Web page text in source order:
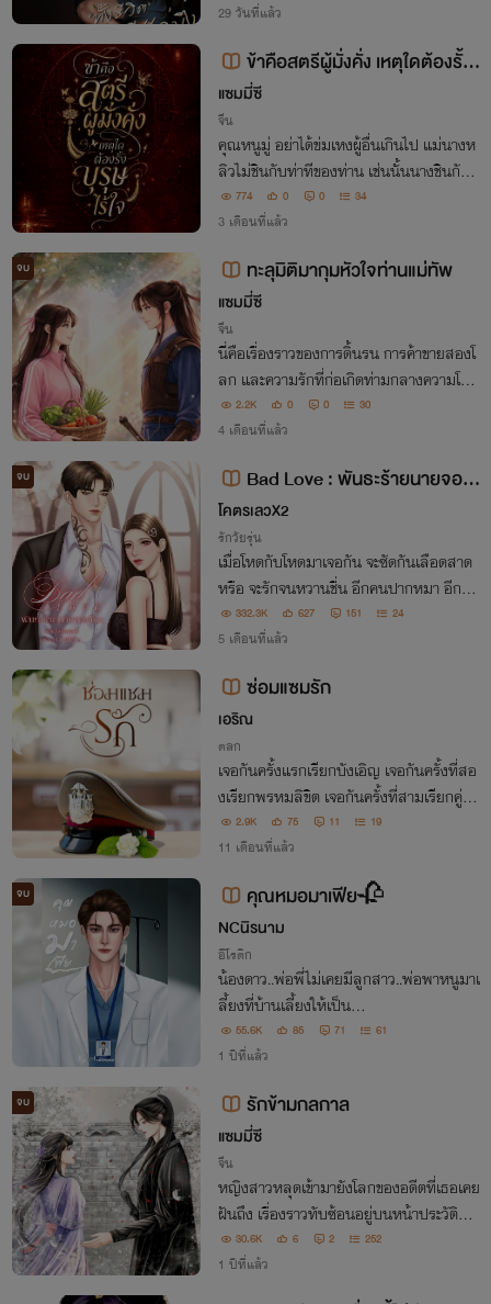
29 วันที่แล้ว
ข้าคือสตรีผู้มั่งคั่ง เหตุใดต้องรั้ง
บุรุษไร้ใจ
แซมมี่ซี
จีน
คุณหนูมู่ อย่าได้ข่มเหงผู้อื่นเกินไป แม่นางห
ลิวไม่ชินกับท่าทีของท่าน เช่นนั้นนางชินกับท่
าทีของท่านหรือ ดูท่าท่านก็ไม่ใช่คนประณีตสั
กเท่าไหร่ หินดินกรวดทรายหยิบเล่นแทนหย
774 0 0 34
3 เดือนที่แล้ว
จบ ทะลุมิติมากุมหัวใจท่านแม่ทัพ
แซมมี่ซี
จีน
นี่คือเรื่องราวของการดิ้นรน การค้าขายสองโ
ลก และความรักที่ก่อเกิดท่ามกลางความโกล
าหล นิยายแฟนตาซีโรแมนติกที่จะทำให้คุณเ
ชื่อว่า…บะหมี่ถ้วยเดียวก็เปลี่ยนชะตาชีวิตได้
2.2K 0 0 30
4 เดือนที่แล้ว
จบ
Bad Love : พันธะร้ายนายจอมโ
หด #แซมxอะตอม
โคตรเลวX2
รักวัยรุ่น
เมื่อโหดกับโหดมาเจอกัน จะซัดกันเลือดสาด
หรือ จะรักจนหวานชื่น อีกคนปากหมา อีกคน
สอดรู้สอดเห็น เเละอะไรจะเกิดขึ้นเมื่อเธอคือเ
ป้าหมายที่เขาเลือก ติดตามได้ใน
332.3K 627 151 24
5 เดือนที่แล้ว
ซ่อมแซมรัก
เอริณ
ตลก
เจอกันครั้งแรกเรียกบังเอิญ เจอกันครั้งที่สอ
งเรียกพรหมลิขิต เจอกันครั้งที่สามเรียกคู่แ
ท้ แต่ถ้าเจอกันครั้ง 56789 บวกๆ เรียกว่าแ
ม่ของลูก!
2.9K 75 11 19
11 เดือนที่แล้ว
จบ คุณหมอมาเฟีย🥀
NCนิรนาม
อีโรติก
น้องดาว..พ่อพี่ไม่เคยมีลูกสาว..พ่อพาหนูมาเ
ลี้ยงที่บ้านเลี้ยงให้เป็น...
55.6K 85 71 61
1 ปีที่แล้ว
จบ รักข้ามกลกาล
แซมมี่ซี
จีน
หญิงสาวหลุดเข้ามายังโลกของอดีตที่เธอเคย
ฝันถึง เรื่องราวทับซ้อนอยู่บนหน้าประวัติศา
สตร์ เธอจะเอาเอาตัวรอดจากยุคสมัยที่ไม่มั่น
คงและผลัดเปลี่ยนอำนาจได้อย่างไรและจะห
าทางกลับไปยังโลกปัจจุบันได้หรือไม่..
30.6K 6 2 252
1 ปีที่แล้ว